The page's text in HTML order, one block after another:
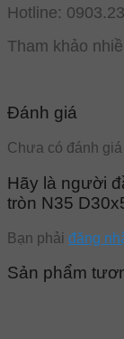
Hotline:
Tham khảo
Đánh giá
Chưa có đánh giá
Hãy là người
tròn N35
Bạn phải đăng
Sản phẩm